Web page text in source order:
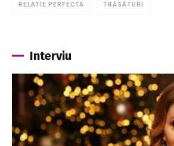
RELATIE PERFECTA TRĂSĂTURI
Interviu